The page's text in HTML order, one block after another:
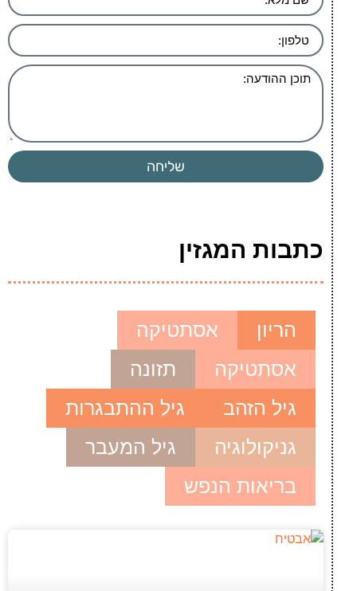
שליחה
כתבות המגזין
הריון
אסתטיקה
אסתטיקה
תזונה
גיל הזהב
גיל ההתבגרות
גניקולוגיה
גיל המעבר
בריאות הנפש